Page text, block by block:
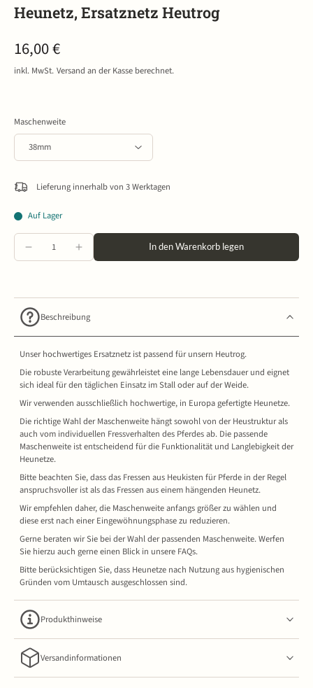
Heunetz, Ersatznetz Heutrog
16,00 €
inkl. MwSt. Versand an der Kasse berechnet.
Maschenweite
Lieferung innerhalb von 3 Werktagen
Auf Lager
In den Warenkorb legen
Beschreibung
Unser hochwertiges Ersatznetz ist passend für unsern Heutrog.
Die robuste Verarbeitung gewährleistet eine lange Lebensdauer und eignet
sich ideal für den täglichen Einsatz im Stall oder auf der Weide.
Wir verwenden ausschließlich hochwertige, in Europa gefertigte Heunetze.
Die richtige Wahl der Maschenweite hängt sowohl von der Heustruktur als
auch vom individuellen Fressverhalten des Pferdes ab. Die passende
Maschenweite ist entscheidend für die Funktionalität und Langlebigkeit der
Heunetze.
Bitte beachten Sie, dass das Fressen aus Heukisten für Pferde in der Regel
anspruchsvoller ist als das Fressen aus einem hängenden Heunetz.
Wir empfehlen daher, die Maschenweite anfangs größer zu wählen und
diese erst nach einer Eingewöhnungsphase zu reduzieren.
Gerne beraten wir Sie bei der Wahl der passenden Maschenweite. Werfen
Sie hierzu auch gerne einen Blick in unsere FAQs.
Bitte berücksichtigen Sie, dass Heunetze nach Nutzung aus hygienischen
Gründen vom Umtausch ausgeschlossen sind.
Produkthinweise
Versandinformationen